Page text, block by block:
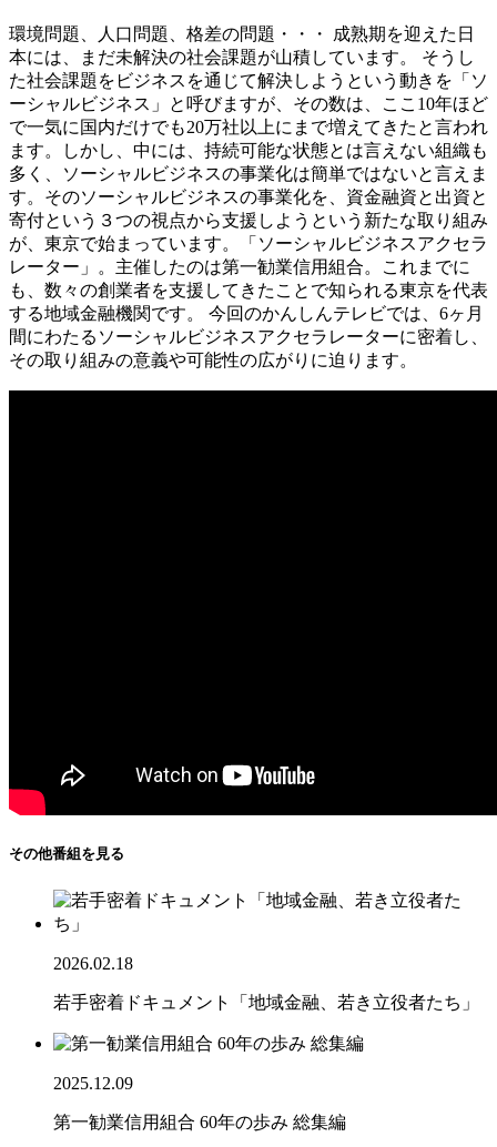
環境問題、人口問題、格差の問題・・・ 成熟期を迎えた日
本には、まだ未解決の社会課題が山積しています。 そうし
た社会課題をビジネスを通じて解決しようという動きを「ソ
ーシャルビジネス」と呼びますが、その数は、ここ10年ほど
で一気に国内だけでも20万社以上にまで増えてきたと言われ
ます。しかし、中には、持続可能な状態とは言えない組織も
多く、ソーシャルビジネスの事業化は簡単ではないと言えま
す。そのソーシャルビジネスの事業化を、資金融資と出資と
寄付という３つの視点から支援しようという新たな取り組み
が、東京で始まっています。「ソーシャルビジネスアクセラ
レーター」。主催したのは第一勧業信用組合。これまでに
も、数々の創業者を支援してきたことで知られる東京を代表
する地域金融機関です。 今回のかんしんテレビでは、6ヶ月
間にわたるソーシャルビジネスアクセラレーターに密着し、
その取り組みの意義や可能性の広がりに迫ります。
その他番組を見る
2026.02.18
若手密着ドキュメント「地域金融、若き立役者たち」
2025.12.09
第一勧業信用組合 60年の歩み 総集編